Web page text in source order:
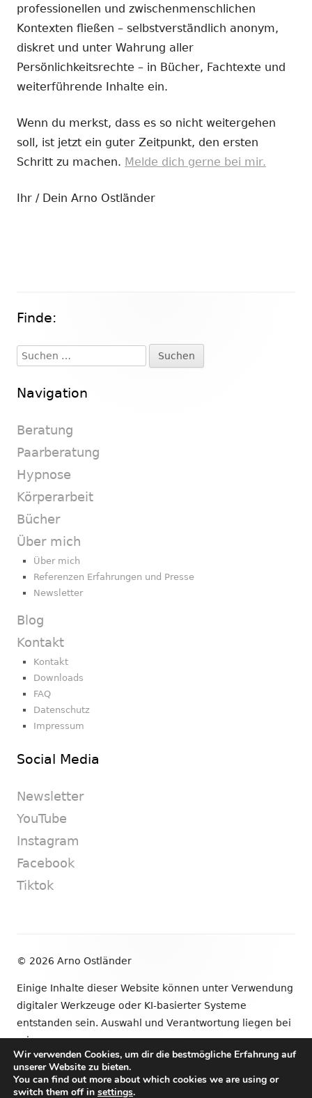
neuem
Fenster
öffnen
professionellen und zwischenmenschlichen
Kontexten fließen – selbstverständlich anonym,
diskret und unter Wahrung aller
Persönlichkeitsrechte – in Bücher, Fachtexte und
weiterführende Inhalte ein.
Wenn du merkst, dass es so nicht weitergehen
soll, ist jetzt ein guter Zeitpunkt, den ersten
Schritt zu machen. Melde dich gerne bei mir.
Ihr / Dein Arno Ostländer
Haupt-
Seitenleiste
Finde:
Suchen
nach:
Navigation
Beratung
Paarberatung
Hypnose
Körperarbeit
Bücher
Über mich
Über mich
Referenzen Erfahrungen und Presse
Newsletter
Blog
Kontakt
Kontakt
Downloads
FAQ
Datenschutz
Impressum
Social Media
Newsletter
YouTube
Instagram
Facebook
Tiktok
© 2026 Arno Ostländer
Einige Inhalte dieser Website können unter Verwendung
digitaler Werkzeuge oder KI-basierter Systeme
entstanden sein. Auswahl und Verantwortung liegen bei
mir.
•VerwendetTiny Framework
Wir verwenden Cookies, um dir die bestmögliche Erfahrung auf
unserer Website zu bieten.
You can find out more about which cookies we are using or
switch them off in settings.